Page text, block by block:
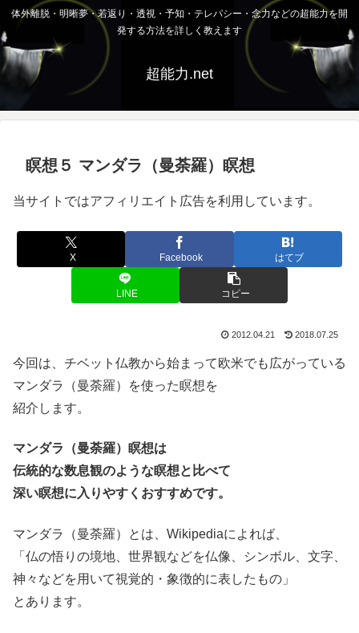
体外離脱・明晰夢・若返り・透視・予知・テレパシー・念力などの超能力を開
発する方法を詳しく教えます
超能力.net
瞑想５ マンダラ（曼荼羅）瞑想
当サイトではアフィリエイト広告を利用しています。
X Facebook はてブ
LINE コピー
2012.04.21 2018.07.25
今回は、チベット仏教から始まって欧米でも広がっている
マンダラ（曼荼羅）を使った瞑想を
紹介します。
マンダラ（曼荼羅）瞑想は
伝統的な数息観のような瞑想と比べて
深い瞑想に入りやすくおすすめです。
マンダラ（曼荼羅）とは、Wikipediaによれば、
「仏の悟りの境地、世界観などを仏像、シンボル、文字、
神々などを用いて視覚的・象徴的に表したもの」
とあります。